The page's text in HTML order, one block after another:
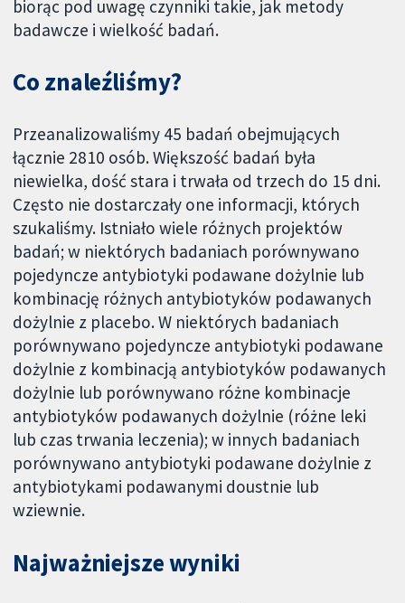
biorąc pod uwagę czynniki takie, jak metody
badawcze i wielkość badań.
Co znaleźliśmy?
Przeanalizowaliśmy 45 badań obejmujących
łącznie 2810 osób. Większość badań była
niewielka, dość stara i trwała od trzech do 15 dni.
Często nie dostarczały one informacji, których
szukaliśmy. Istniało wiele różnych projektów
badań; w niektórych badaniach porównywano
pojedyncze antybiotyki podawane dożylnie lub
kombinację różnych antybiotyków podawanych
dożylnie z placebo. W niektórych badaniach
porównywano pojedyncze antybiotyki podawane
dożylnie z kombinacją antybiotyków podawanych
dożylnie lub porównywano różne kombinacje
antybiotyków podawanych dożylnie (różne leki
lub czas trwania leczenia); w innych badaniach
porównywano antybiotyki podawane dożylnie z
antybiotykami podawanymi doustnie lub
wziewnie.
Najważniejsze wyniki